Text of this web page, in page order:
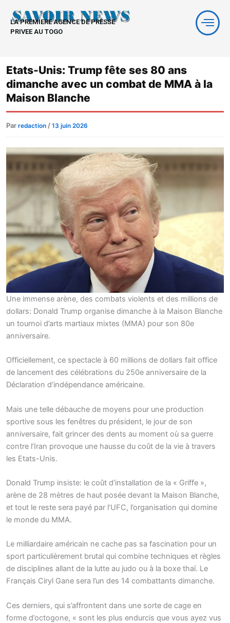
contenu
LA PREMIERE AGENCE DE PRESSE
PRIVEE AU TOGO
Etats-Unis: Trump fête ses 80 ans
dimanche avec un combat de MMA à la
Maison Blanche
Par redaction / 13 juin 2026
Une immense arène, des combats violents et des millions de
dollars: Donald Trump organise dimanche à la Maison Blanche
un tournoi d’arts martiaux mixtes (MMA) pour son 80e
anniversaire.
Officiellement, ce spectacle à 60 millions de dollars fait office
de lancement des célébrations du 250e anniversaire de la
Déclaration d’indépendance américaine.
Mais une telle débauche de moyens pour une production
sportive sous les fenêtres du président, le jour de son
anniversaire, fait grincer des dents au moment où sa guerre
contre l’Iran provoque une hausse du coût de la vie à travers
les Etats-Unis.
Donald Trump insiste: le coût d’installation de la « Griffe »,
arène de 28 mètres de haut posée devant la Maison Blanche,
et tout le reste sera payé par l’UFC, l’organisation qui domine
le monde du MMA.
Le milliardaire américain ne cache pas sa fascination pour un
sport particulièrement brutal qui combine techniques et règles
de disciplines allant de la lutte au judo ou à la boxe thaï. Le
Français Ciryl Gane sera l’un des 14 combattants dimanche.
Ces derniers, qui s’affrontent dans une sorte de cage en
forme d’octogone, « sont les plus endurcis que vous ayez vus